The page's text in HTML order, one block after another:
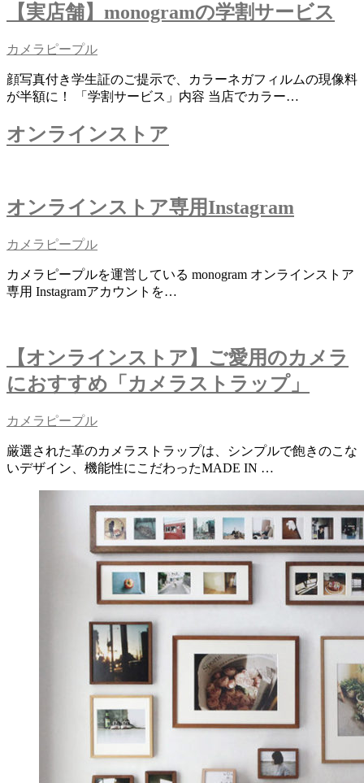
【実店舗】monogramの学割サービス
カメラピープル
顔写真付き学生証のご提示で、カラーネガフィルムの現像料
が半額に！ 「学割サービス」内容 当店でカラー…
オンラインストア
オンラインストア専用Instagram
カメラピープル
カメラピープルを運営している monogram オンラインストア
専用 Instagramアカウントを…
【オンラインストア】ご愛用のカメラ
におすすめ「カメラストラップ」
カメラピープル
厳選された革のカメラストラップは、シンプルで飽きのこな
いデザイン、機能性にこだわったMADE IN …